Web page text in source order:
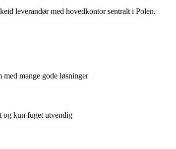
leverandør med hovedkontor sentralt i Polen.
med mange gode løsninger
og kun fuget utvendig